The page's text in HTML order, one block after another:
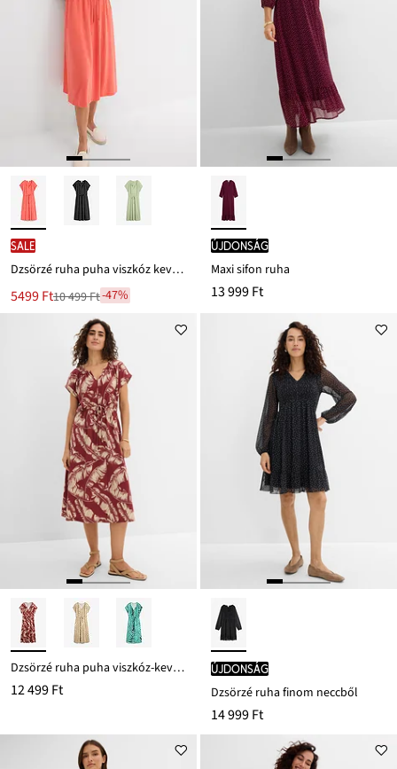
SALE
Dzsörzé ruha puha viszkóz keverékből
Új
ár
5499 Ft
Leárazva10 499 Ft-47%
újdonság
Maxi sifon ruha
13 999 Ft
Dzsörzé ruha puha viszkóz-keverékből
12 499 Ft
újdonság
Dzsörzé ruha finom neccből
14 999 Ft